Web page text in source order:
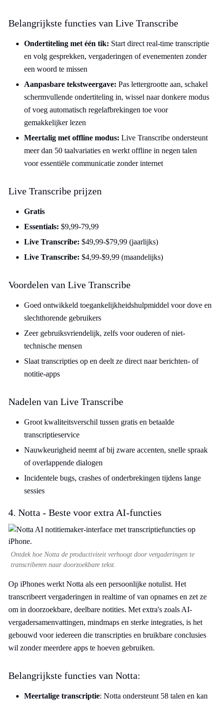
Belangrijkste functies van Live Transcribe
Ondertiteling met één tik: Start direct real-time transcriptie
en volg gesprekken, vergaderingen of evenementen zonder
een woord te missen
Aanpasbare tekstweergave: Pas lettergrootte aan, schakel
schermvullende ondertiteling in, wissel naar donkere modus
of voeg automatisch regelafbrekingen toe voor
gemakkelijker lezen
Meertalig met offline modus: Live Transcribe ondersteunt
meer dan 50 taalvariaties en werkt offline in negen talen
voor essentiële communicatie zonder internet
Live Transcribe prijzen
Gratis
Essentials: $9,99-79,99
Live Transcribe: $49,99-$79,99 (jaarlijks)
Live Transcribe: $4,99-$9,99 (maandelijks)
Voordelen van Live Transcribe
Goed ontwikkeld toegankelijkheidshulpmiddel voor dove en
slechthorende gebruikers
Zeer gebruiksvriendelijk, zelfs voor ouderen of niet-
technische mensen
Slaat transcripties op en deelt ze direct naar berichten- of
notitie-apps
Nadelen van Live Transcribe
Groot kwaliteitsverschil tussen gratis en betaalde
transcriptieservice
Nauwkeurigheid neemt af bij zware accenten, snelle spraak
of overlappende dialogen
Incidentele bugs, crashes of onderbrekingen tijdens lange
sessies
4. Notta - Beste voor extra AI-functies
Ontdek hoe Notta de productiviteit verhoogt door vergaderingen te
transcriberen naar doorzoekbare tekst.
Op iPhones werkt Notta als een persoonlijke notulist. Het
transcribeert vergaderingen in realtime of van opnames en zet ze
om in doorzoekbare, deelbare notities. Met extra's zoals AI-
vergadersamenvattingen, mindmaps en sterke integraties, is het
gebouwd voor iedereen die transcripties en bruikbare conclusies
wil zonder meerdere apps te hoeven gebruiken.
Belangrijkste functies van Notta:
Meertalige transcriptie: Notta ondersteunt 58 talen en kan